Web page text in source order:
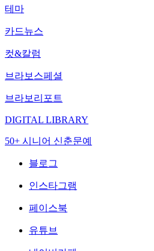
테마
카드뉴스
컷&칼럼
브라보스페셜
브라보리포트
DIGITAL LIBRARY
50+ 시니어 신춘문예
블로그
인스타그램
페이스북
유튜브